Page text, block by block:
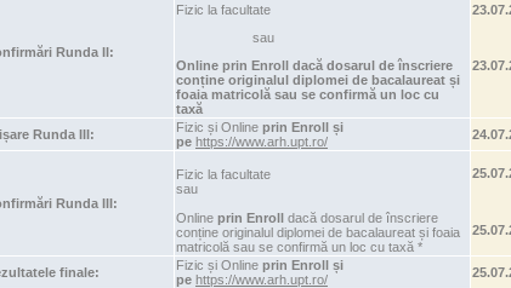
Runda II:
Fizic la facultate
sau
Online prin Enroll dacă dosarul de înscriere
conține originalul diplomei de bacalaureat și
foaia matricolă sau se confirmă un loc cu
taxă
Runda III: Fizic și Online prin Enroll și
pe https://www.arh.upt.ro/
Runda III:
Fizic la facultate
sau
Online prin Enroll dacă dosarul de înscriere
conține originalul diplomei de bacalaureat și foaia
matricolă sau se confirmă un loc cu taxă *
finale: Fizic și Online prin Enroll și
pe https://www.arh.upt.ro/